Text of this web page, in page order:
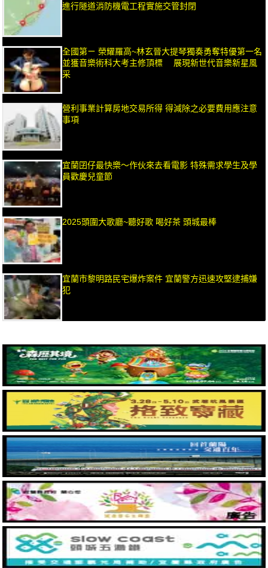
進行隧道消防機電工程實施交管封閉
全國第ㄧ 榮耀羅高~林玄晉大提琴獨奏勇奪特優第一名
並獲音樂術科大考主修頂標 展現新世代音樂新星風
采
營利事業計算房地交易所得 得減除之必要費用應注意
事項
宜蘭囝仔最快樂～作伙來去看電影 特殊需求學生及學
員歡慶兒童節
2025頭圍大歌廳~聽好歌 喝好茶 頭城最棒
宜蘭市黎明路民宅爆炸案件 宜蘭警方迅速攻堅逮捕嫌
犯